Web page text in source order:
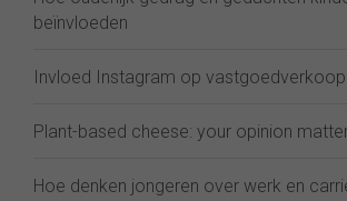
beïnvloeden
Invloed Instagram op vastgoedverkoop
Plant-based cheese: your opinion
Hoe denken jongeren over werk en